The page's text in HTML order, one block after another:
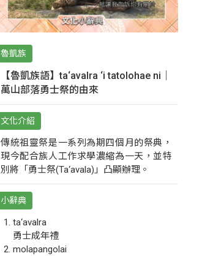
魯凱族
【魯凱族語】ta‘avalra ‘i tatolohae ni｜
萬山部落勇士祭的由來
文化介紹
傳統祖靈祭是一系列為期四個月的祭典，
現今配合族人工作求學濃縮為一天，並特
別將「勇士祭(Ta‘avala)」凸顯辦理。
小辭典
ta‘avalra
勇士成年禮
molapangolai